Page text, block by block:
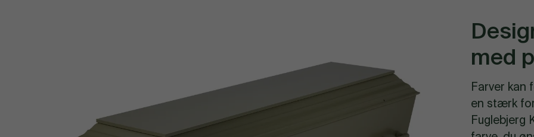
med
Farver kan
en stærk
Fuglebjerg